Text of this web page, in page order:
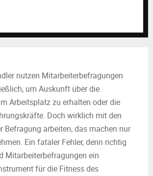
nutzen Mitarbeiterbefragungen
um Auskunft über die
Arbeitsplatz zu erhalten oder die
Doch wirklich mit den
Befragung arbeiten, das machen nur
Ein fataler Fehler, denn richtig
Mitarbeiterbefragungen ein
für die Fitness des